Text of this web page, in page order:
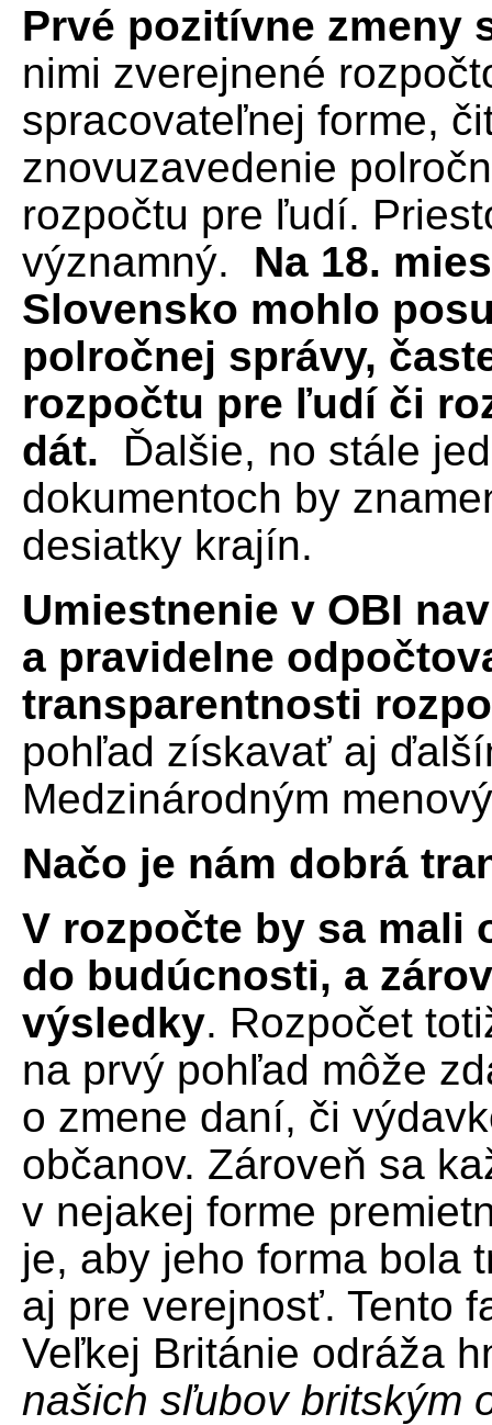
Prvé pozitívne zmeny
nimi zverejnené
spracovateľnej forme,
znovuzavedenie
rozpočtu pre ľudí.
významný. Na 18.
Slovensko mohlo
polročnej správy,
rozpočtu pre ľudí či
dát. Ďalšie, no stále
dokumentoch by
desiatky krajín.
Umiestnenie v OBI
a pravidelne
transparentnosti
pohľad získavať aj
Medzinárodným
Načo je nám dobrá
V rozpočte by sa mali
do budúcnosti, a
výsledky. Rozpočet
na prvý pohľad môže
o zmene daní, či
občanov. Zároveň sa
v nejakej forme
je, aby jeho forma bola
aj pre verejnosť. Tento
Veľkej Británie odráža
našich sľubov britským